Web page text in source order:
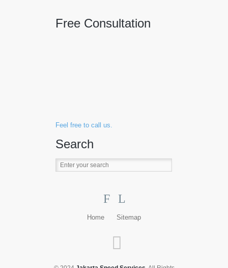
Free Consultation
Feel free to call us.
Search
F L
Home Sitemap